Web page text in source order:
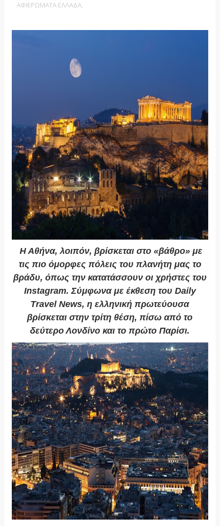
ΑΦΙΕΡΩΜΑΤΑ ΕΛΛΑΔΑ,
Η Αθήνα, λοιπόν, βρίσκεται στο «βάθρο» με
τις πιο όμορφες πόλεις του πλανήτη μας το
βράδυ, όπως την κατατάσσουν οι χρήστες του
Instagram. Σύμφωνα με έκθεση του Daily
Travel News, η ελληνική πρωτεύουσα
βρίσκεται στην τρίτη θέση, πίσω από το
δεύτερο Λονδίνο και το πρώτο Παρίσι.